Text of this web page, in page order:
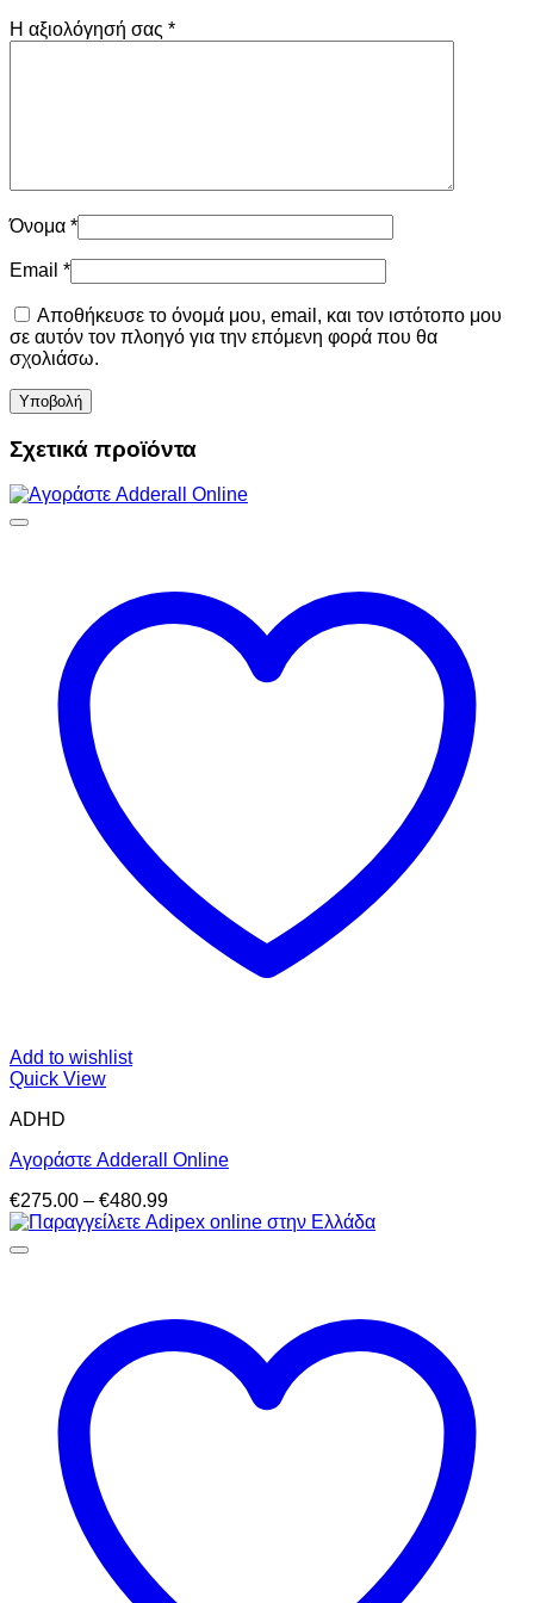
Η αξιολόγησή σας *
Όνομα *
Email *
Αποθήκευσε το όνομά μου, email, και τον ιστότοπο μου
σε αυτόν τον πλοηγό για την επόμενη φορά που θα
σχολιάσω.
Σχετικά προϊόντα
Add to wishlist
Quick View
ADHD
Αγοράστε Adderall Online
€275.00 – €480.99Price
range: